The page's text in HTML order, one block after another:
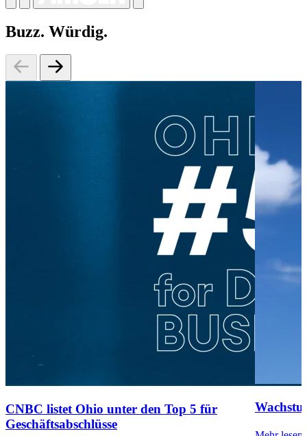
Buzz. Würdig.
CNBC listet Ohio unter den Top 5 für
Geschäftsabschlüsse